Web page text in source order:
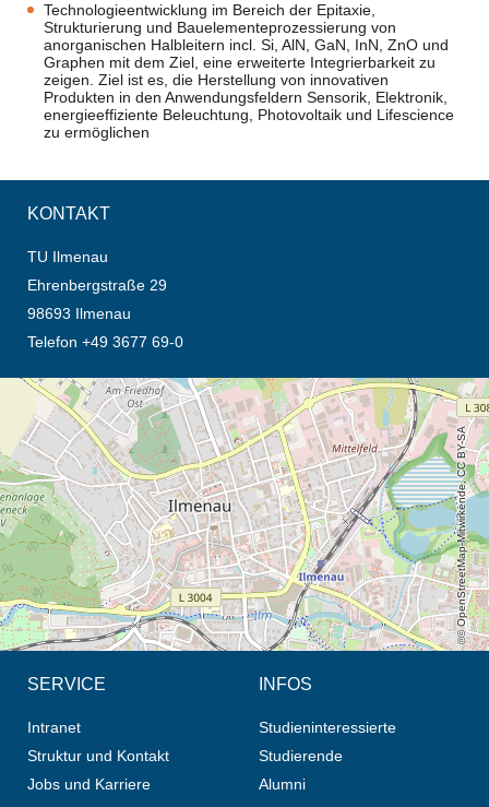
Technologieentwicklung im Bereich der Epitaxie,
Strukturierung und Bauelementeprozessierung von
anorganischen Halbleitern incl. Si, AlN, GaN, InN, ZnO und
Graphen mit dem Ziel, eine erweiterte Integrierbarkeit zu
zeigen. Ziel ist es, die Herstellung von innovativen
Produkten in den Anwendungsfeldern Sensorik, Elektronik,
energieeffiziente Beleuchtung, Photovoltaik und Lifescience
zu ermöglichen
KONTAKT
TU Ilmenau
Ehrenbergstraße 29
98693 Ilmenau
Telefon +49 3677 69-0
Öffnet die Anfahrtsbeschreibung in neuem Tab (Karte)
© OpenStreetMap-Mitwirkende, CC BY-SA
SERVICE
Intranet
Struktur und Kontakt
Jobs und Karriere
INFOS
Studieninteressierte
Studierende
Alumni